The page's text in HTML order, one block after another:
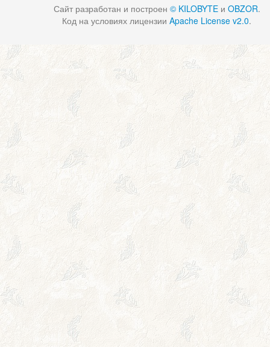
Сайт разработан и построен © KILOBYTEи OBZOR.
Код на условиях лицензии Apache License v2.0.